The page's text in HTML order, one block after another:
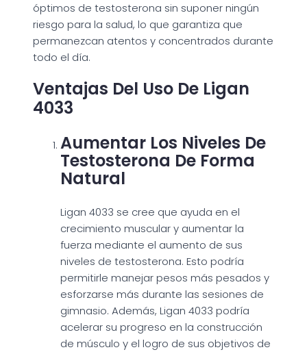
óptimos de testosterona sin suponer ningún
riesgo para la salud, lo que garantiza que
permanezcan atentos y concentrados durante
todo el día.
Ventajas Del Uso De Ligan
4033
Aumentar Los Niveles De
Testosterona De Forma
Natural
Ligan 4033 se cree que ayuda en el
crecimiento muscular y aumentar la
fuerza mediante el aumento de sus
niveles de testosterona. Esto podría
permitirle manejar pesos más pesados y
esforzarse más durante las sesiones de
gimnasio. Además, Ligan 4033 podría
acelerar su progreso en la construcción
de músculo y el logro de sus objetivos de